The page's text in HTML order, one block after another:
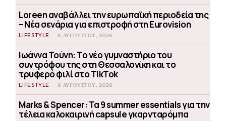
Loreen αναβάλλει την ευρωπαϊκή περιοδεία της
– Νέα σενάρια για επιστροφή στη Eurovision
LIFESTYLE 6 ΑΥΓΟΎΣΤΟΥ, 2026
Ιωάννα Τούνη: Το νέο γυμναστήριο του
συντρόφου της στη Θεσσαλονίκη και το
τρυφερό φιλί στο TikTok
LIFESTYLE 6 ΑΥΓΟΎΣΤΟΥ, 2026
Marks & Spencer: Τα 9 summer essentials για την
τέλεια καλοκαιρινή capsule γκαρνταρόμπα